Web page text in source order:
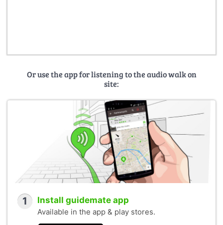
Or use the app for listening to the audio walk on
site:
1 Install guidemate app
Available in the app & play stores.